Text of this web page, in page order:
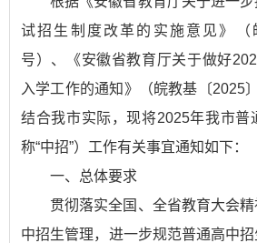
试招生制度改革的实施意见》（
号）、《安徽省教育厅关于做好
入学工作的通知》（皖教基〔2025
结合我市实际，现将2025年我市普
称“中招”）工作有关事宜通知如下：
一、总体要求
贯彻落实全国、全省教育大会
中招生管理，进一步规范普通高中